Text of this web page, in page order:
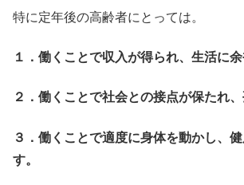
特に定年後の高齢者にとっては。
１．働くことで収入が得られ、生活に余
２．働くことで社会との接点が保たれ、
３．働くことで適度に身体を動かし、
す。